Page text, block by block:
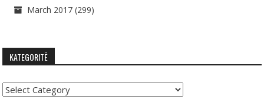
March 2017 (299)
KATEGORITË
Kategoritë